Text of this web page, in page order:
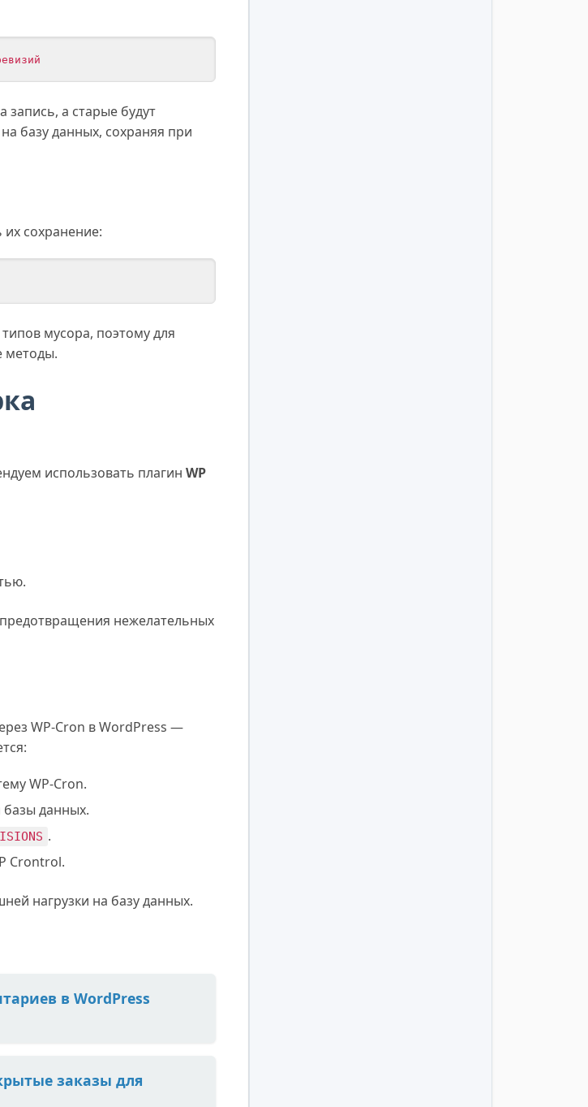
запись, а старые будут
базу данных, сохраняя при
сохранение:
мусора, поэтому для
методы.
использовать плагин WP
нежелательных
WP-Cron в WordPress —
WP-Cron.
базы данных.
.
Crontrol.
нагрузки на базу данных.
в WordPress
заказы для